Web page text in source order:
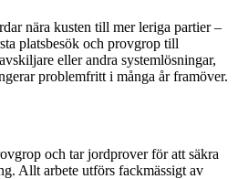
nära kusten till mer leriga partier –
platsbesök och provgrop till
eller andra systemlösningar,
problemfritt i många år framöver.
och tar jordprover för att säkra
Allt arbete utförs fackmässigt av